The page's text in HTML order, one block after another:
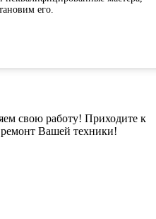
его.
свою работу! Приходите к
ремонт Вашей техники!